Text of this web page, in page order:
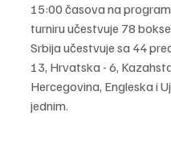
15:00 časova na
turniru učestvuje 78
Srbija učestvuje sa 44
13, Hrvatska - 6,
Hercegovina, Engleska i
jednim.